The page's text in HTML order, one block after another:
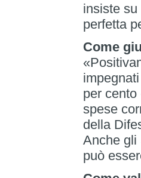
insiste
perfetta
Come
per
spese
della
Anche gli
può